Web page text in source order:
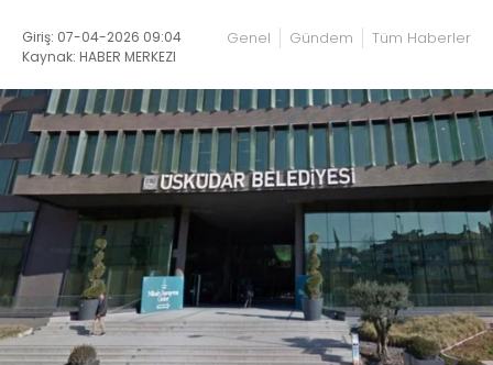
Giriş: 07-04-2026 09:04
Kaynak: HABER MERKEZI
Genel Gündem Tüm Haberler